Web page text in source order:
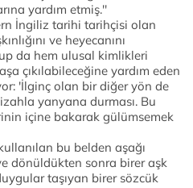
yardım etmiş.''
İngiliz tarihi tarihçisi olan
ve heyecanını
da hem ulusal kimlikleri
çıkılabileceğine yardım eden
'İlginç olan bir diğer yön de
yanyana durması. Bu
içine bakarak gülümsemek
bu belden aşağı
dönüldükten sonra birer aşk
taşıyan birer sözcük